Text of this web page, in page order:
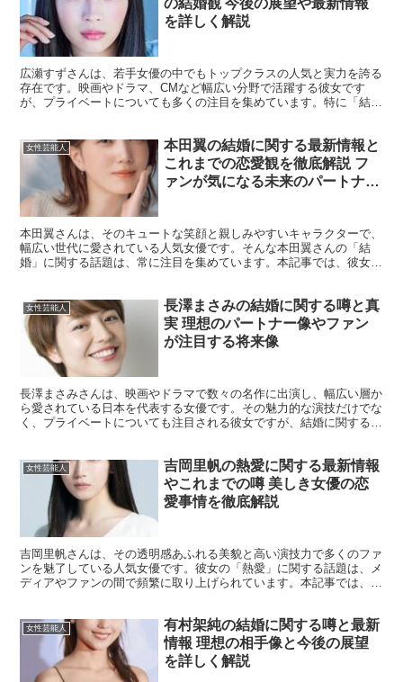
を詳しく解説
広瀬すずさんは、若手女優の中でもトップクラスの人気と実力を誇る
存在です。映画やドラマ、CMなど幅広い分野で活躍する彼女です
が、プライベートについても多くの注目を集めています。特に「結
女性芸能人
本田翼の結婚に関する最新情報と
これまでの恋愛観を徹底解説 フ
ァンが気になる未来のパートナー
本田翼さんは、そのキュートな笑顔と親しみやすいキャラクターで、
幅広い世代に愛されている人気女優です。そんな本田翼さんの「結
婚」に関する話題は、常に注目を集めています。本記事では、彼女の
女性芸能人
長澤まさみの結婚に関する噂と真
実 理想のパートナー像やファン
が注目する将来像
長澤まさみさんは、映画やドラマで数々の名作に出演し、幅広い層か
ら愛されている日本を代表する女優です。その魅力的な演技だけでな
く、プライベートについても注目される彼女ですが、結婚に関する話
女性芸能人
吉岡里帆の熱愛に関する最新情報
やこれまでの噂 美しき女優の恋
愛事情を徹底解説
吉岡里帆さんは、その透明感あふれる美貌と高い演技力で多くのファ
ンを魅了している人気女優です。彼女の「熱愛」に関する話題は、メ
ディアやファンの間で頻繁に取り上げられています。本記事では、吉
女性芸能人
有村架純の結婚に関する噂と最新
情報 理想の相手像と今後の展望
を詳しく解説